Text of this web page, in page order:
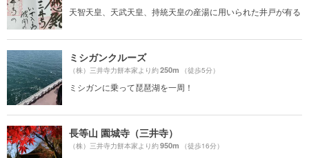
天智天皇、天武天皇、持統天皇の産湯に用いられた井戸が有る
ミシガンクルーズ
（株）三井寺力餅本家より約250m （徒歩5分）
ミシガンに乗って琵琶湖を一周！
長等山 園城寺（三井寺）
（株）三井寺力餅本家より約950m （徒歩16分）